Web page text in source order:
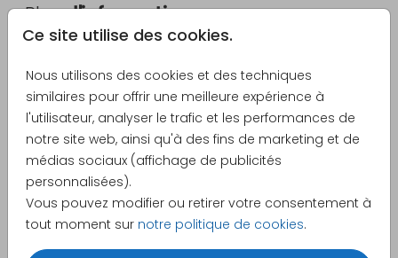
Ce site utilise des cookies.
Nous utilisons des cookies et des techniques
similaires pour offrir une meilleure expérience à
l'utilisateur, analyser le trafic et les performances de
notre site web, ainsi qu'à des fins de marketing et de
médias sociaux (affichage de publicités
personnalisées).
Vous pouvez modifier ou retirer votre consentement à
tout moment sur notre politique de cookies.
Plusd'informations
FAQ